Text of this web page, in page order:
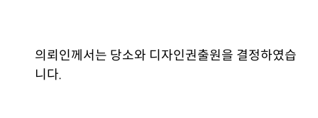
의뢰인께서는 당소와 디자인권출원을 결정하였습
니다.